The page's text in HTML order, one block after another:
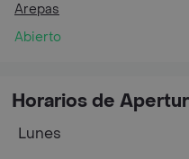
Arepas
Abierto
Horarios de
Lunes